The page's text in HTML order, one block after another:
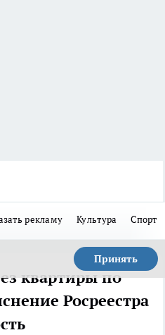
рекламу Культура Спорт
Принять
квартиры по
Росреестра